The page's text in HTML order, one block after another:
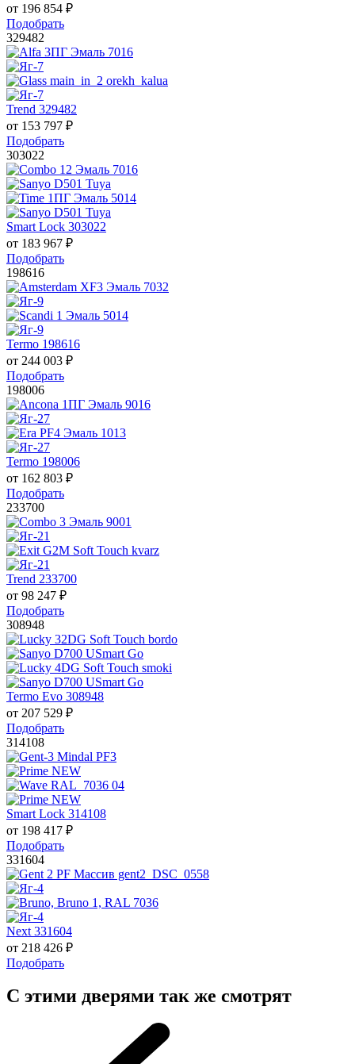
от 196 854 ₽
Подобрать
329482
Trend 329482
от 153 797 ₽
Подобрать
303022
Smart Lock 303022
от 183 967 ₽
Подобрать
198616
Termo 198616
от 244 003 ₽
Подобрать
198006
Termo 198006
от 162 803 ₽
Подобрать
233700
Trend 233700
от 98 247 ₽
Подобрать
308948
Termo Evo 308948
от 207 529 ₽
Подобрать
314108
Smart Lock 314108
от 198 417 ₽
Подобрать
331604
Next 331604
от 218 426 ₽
Подобрать
С этими дверями так же смотрят